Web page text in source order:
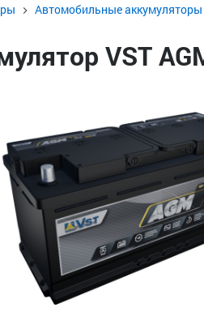
Автомобильные аккумуляторы
VST